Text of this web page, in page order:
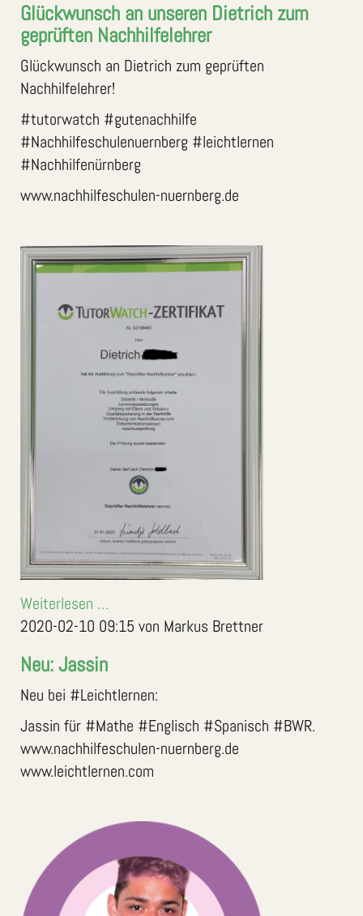
Glückwunsch an unseren Dietrich zum
geprüften Nachhilfelehrer
Glückwunsch an Dietrich zum geprüften
Nachhilfelehrer!
#tutorwatch #gutenachhilfe
#Nachhilfeschulenuernberg #leichtlernen
#Nachhilfenürnberg
www.nachhilfeschulen-nuernberg.de
Weiterlesen …
2020-02-10 09:15 von Markus Brettner
Neu: Jassin
Neu bei #Leichtlernen:
Jassin für #Mathe #Englisch #Spanisch #BWR.
www.nachhilfeschulen-nuernberg.de
www.leichtlernen.com